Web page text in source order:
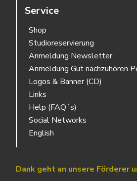
Service
Shop
Studioreservierung
Anmeldung Newsletter
Anmeldung Gut nachzuhören
Logos & Banner (CD)
Links
Help (FAQ´s)
Social Networks
English
Dank geht an unsere Förderer